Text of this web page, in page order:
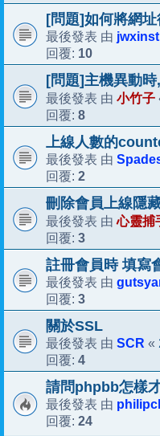
[問題]如何將網
最後發表 由 jwxinst
回覆: 10
[問題]主機異動
最後發表 由 小竹子
回覆: 8
上線人數的
最後發表 由
回覆: 2
刪除會員上線隱
最後發表 由心靈捕
回覆: 3
註冊會員時 填寫
最後發表 由
回覆: 3
關於SSL
最後發表 由 SCR «
回覆: 4
請問phpbb怎樣
最後發表 由
回覆: 24